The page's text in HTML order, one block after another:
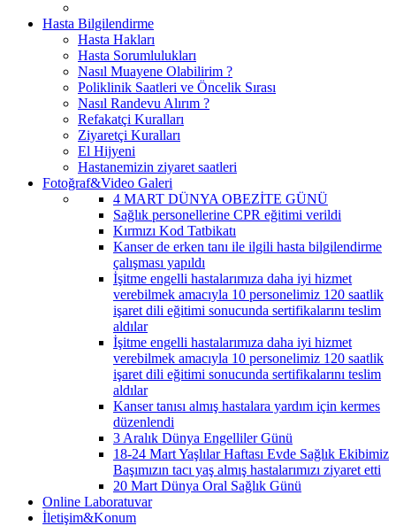
Hasta Bilgilendirme
Hasta Hakları
Hasta Sorumlulukları
Nasıl Muayene Olabilirim ?
Poliklinik Saatleri ve Öncelik Sırası
Nasıl Randevu Alırım ?
Refakatçi Kuralları
Ziyaretçi Kuralları
El Hijyeni
Hastanemizin ziyaret saatleri
Fotoğraf&Video Galeri
4 MART DÜNYA OBEZİTE GÜNÜ
Sağlık personellerine CPR eğitimi verildi
Kırmızı Kod Tatbikatı
Kanser de erken tanı ile ilgili hasta bilgilendirme
çalışması yapıldı
İşitme engelli hastalarımıza daha iyi hizmet
verebilmek amacıyla 10 personelimiz 120 saatlik
işaret dili eğitimi sonucunda sertifikalarını teslim
aldılar
İşitme engelli hastalarımıza daha iyi hizmet
verebilmek amacıyla 10 personelimiz 120 saatlik
işaret dili eğitimi sonucunda sertifikalarını teslim
aldılar
Kanser tanısı almış hastalara yardım için kermes
düzenlendi
3 Aralık Dünya Engelliler Günü
18-24 Mart Yaşlılar Haftası Evde Sağlık Ekibimiz
Başımızın tacı yaş almış hastalarımızı ziyaret etti
20 Mart Dünya Oral Sağlık Günü
Online Laboratuvar
İletişim&Konum